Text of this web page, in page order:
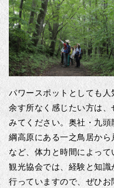
パワースポットとしても
余す所なく感じたい方は
みてください。奥社・九
綱高原にある一之鳥居か
など、体力と時間によっ
観光協会では、経験と知
行っていますので、ぜひお